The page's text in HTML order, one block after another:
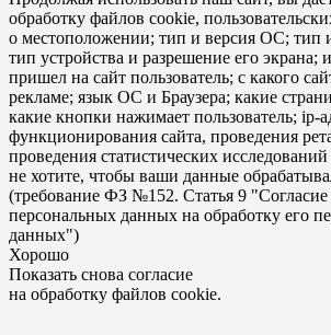
обработку файлов cookie,
о местоположении; тип и версия ОС; тип и
тип устройства и разрешение его экрана;
пришел на сайт пользователь; с какого
рекламе; язык ОС и Браузера; какие
какие кнопки нажимает пользователь; ip-
функционирования сайта, проведения
проведения статистических
не хотите, чтобы ваши данные
(требование ФЗ №152. Статья 9 "Согласие
персональных данных на обработку его
данных")
Хорошо
Показать снова согласие
на обработку файлов cookie.